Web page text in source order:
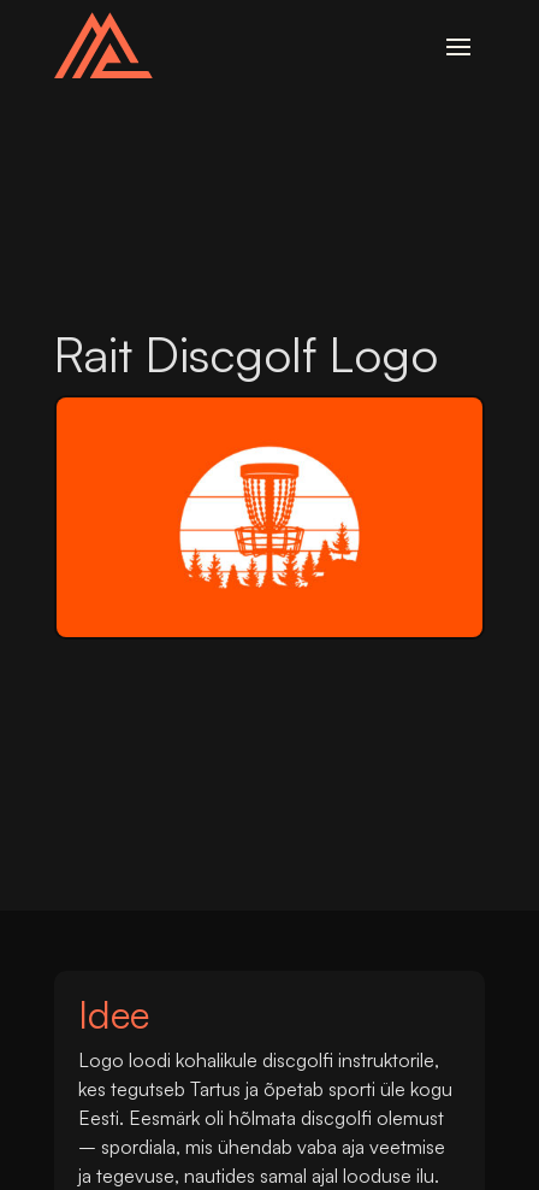
Rait Discgolf Logo
Idee
Logo loodi kohalikule discgolfi instruktorile,
kes tegutseb Tartus ja õpetab sporti üle kogu
Eesti. Eesmärk oli hõlmata discgolfi olemust
– spordiala, mis ühendab vaba aja veetmise
ja tegevuse, nautides samal ajal looduse ilu.